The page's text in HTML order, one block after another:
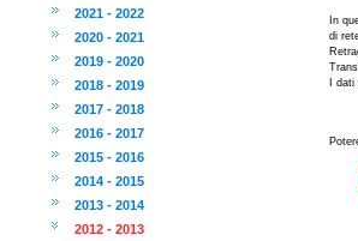
2021 - 2022
2020 - 2021
2019 - 2020
2018 - 2019
2017 - 2018
2016 - 2017
2015 - 2016
2014 - 2015
2013 - 2014
2012 - 2013
In
di
I